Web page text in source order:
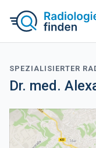
SPEZIALISIERTER
Dr. med.